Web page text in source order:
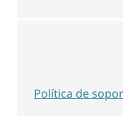
Política de